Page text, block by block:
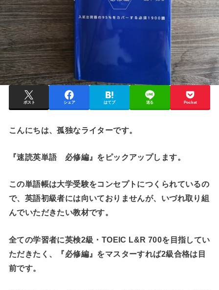
ポスト シェア はてブ 送る Pocket
こんにちは、孤独なライターです。
『速読英単語 必修編』をピックアップします。
この単語帳は大学受験をコンセプトにつくられているの
で、英語初級者には向いておりませんが、いづれ取り組
んでいただきたい教材です。
全ての学習者に英検2級・TOEIC L&R 700を目指してい
ただきたく、『必修編』をマスターすれば2級合格は目
前です。